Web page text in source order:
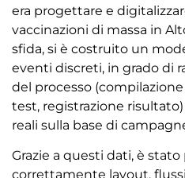
era progettare e
vaccinazioni di massa in
sfida, si è costruito un
eventi discreti, in grado di
del processo
test, registrazione
reali sulla base di
Grazie a questi dati, è
correttamente layout,